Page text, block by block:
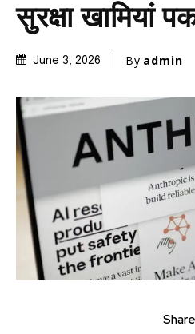
सुरक्षा खामियां
June 3, 2026 By admin
Share